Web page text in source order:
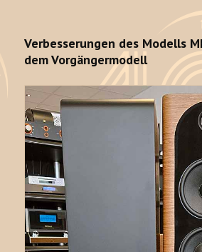
Verbesserungen des Modells
dem Vorgängermodell